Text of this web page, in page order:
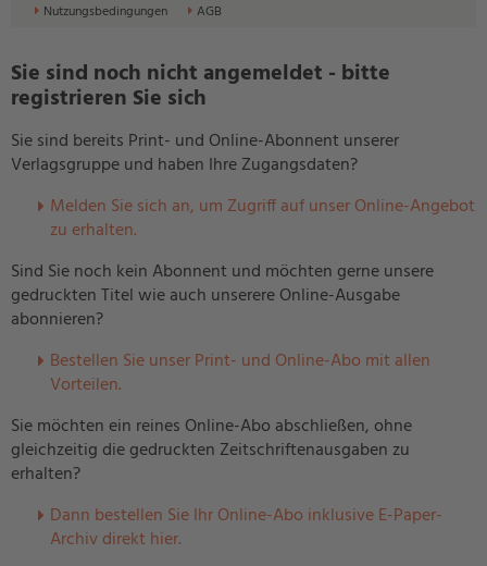
Nutzungsbedingungen AGB
Sie sind noch nicht angemeldet - bitte
registrieren Sie sich
Sie sind bereits Print- und Online-Abonnent unserer
Verlagsgruppe und haben Ihre Zugangsdaten?
Melden Sie sich an, um Zugriff auf unser Online-Angebot
zu erhalten.
Sind Sie noch kein Abonnent und möchten gerne unsere
gedruckten Titel wie auch unserere Online-Ausgabe
abonnieren?
Bestellen Sie unser Print- und Online-Abo mit allen
Vorteilen.
Sie möchten ein reines Online-Abo abschließen, ohne
gleichzeitig die gedruckten Zeitschriftenausgaben zu
erhalten?
Dann bestellen Sie Ihr Online-Abo inklusive E-Paper-
Archiv direkt hier.